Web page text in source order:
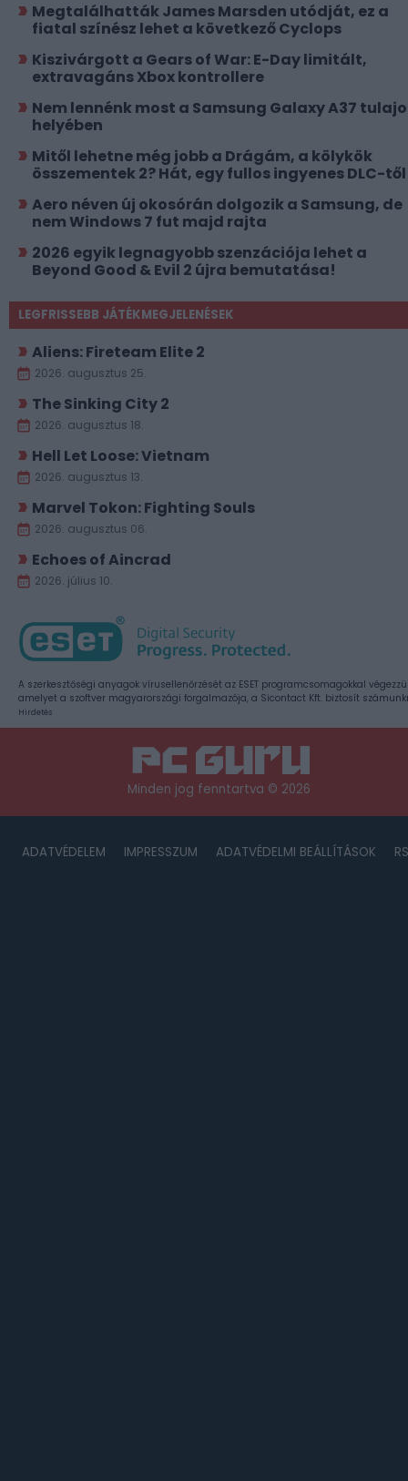
Megtalálhatták James Marsden utódját, ez a
fiatal színész lehet a következő Cyclops
Kiszivárgott a Gears of War: E-Day limitált,
extravagáns Xbox kontrollere
Nem lennénk most a Samsung Galaxy A37
helyében
Mitől lehetne még jobb a Drágám, a kölykök
összementek 2? Hát, egy fullos ingyenes DLC-
Aero néven új okosórán dolgozik a Samsung, de
nem Windows 7 fut majd rajta
2026 egyik legnagyobb szenzációja lehet a
Beyond Good & Evil 2 újra bemutatása!
LEGFRISSEBB JÁTÉKMEGJELENÉSEK
Aliens: Fireteam Elite 2
2026. augusztus 25.
The Sinking City 2
2026. augusztus 18.
Hell Let Loose: Vietnam
2026. augusztus 13.
Marvel Tokon: Fighting Souls
2026. augusztus 06.
Echoes of Aincrad
2026. július 10.
A szerkesztőségi anyagok vírusellenőrzését az ESET programcsomagokkal
amelyet a szoftver magyarországi forgalmazója, a Sicontact Kft. biztosít
Hirdetés
Minden jog fenntartva © 2026
ADATVÉDELEM IMPRESSZUM ADATVÉDELMI BEÁLLÍTÁSOK